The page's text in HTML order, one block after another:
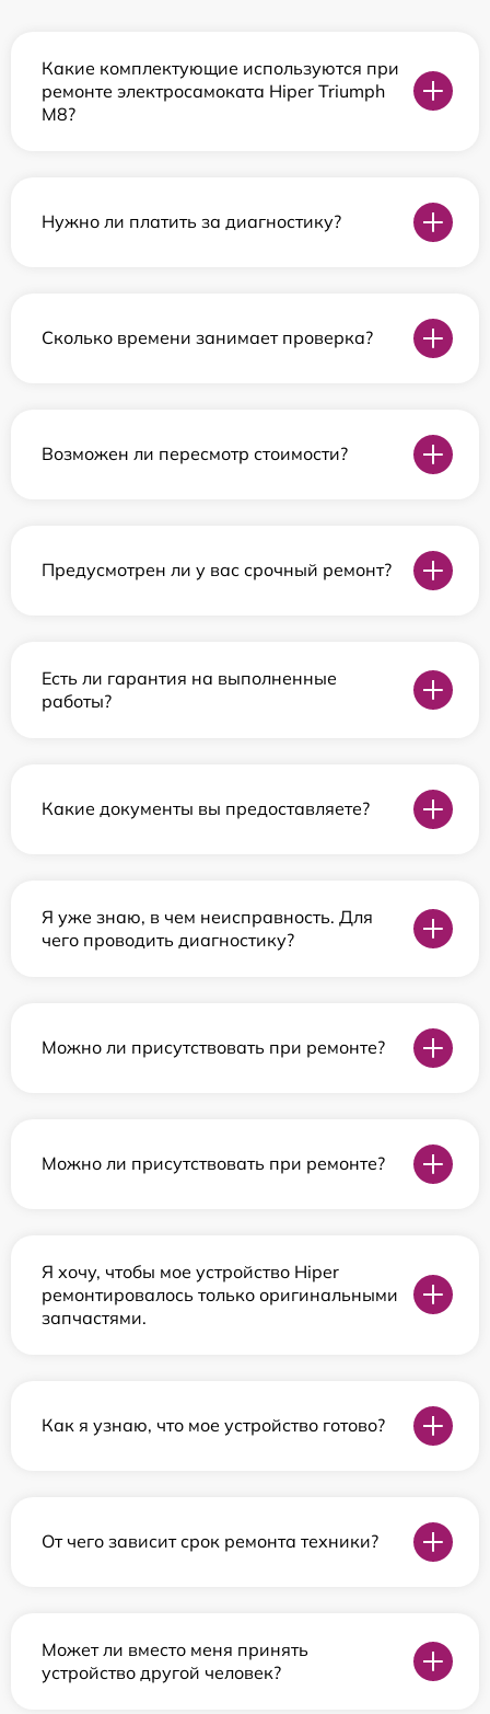
Какие комплектующие используются при
ремонте электросамоката Hiper Triumph
M8?
Нужно ли платить за диагностику?
Сколько времени занимает проверка?
Возможен ли пересмотр стоимости?
Предусмотрен ли у вас срочный ремонт?
Есть ли гарантия на выполненные
работы?
Какие документы вы предоставляете?
Я уже знаю, в чем неисправность. Для
чего проводить диагностику?
Можно ли присутствовать при ремонте?
Можно ли присутствовать при ремонте?
Я хочу, чтобы мое устройство Hiper
ремонтировалось только оригинальными
запчастями.
Как я узнаю, что мое устройство готово?
От чего зависит срок ремонта техники?
Может ли вместо меня принять
устройство другой человек?